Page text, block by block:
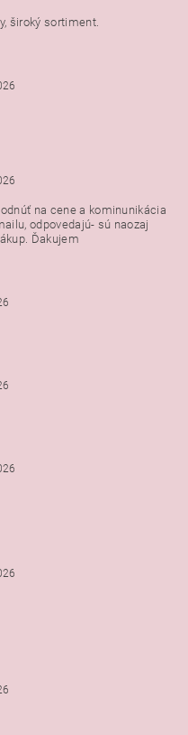
široký sortiment.
na cene a kominunikácia
odpovedajú- sú naozaj
Ďakujem